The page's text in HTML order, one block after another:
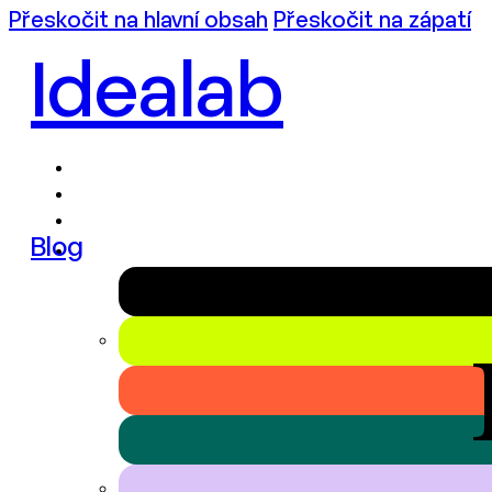
Přeskočit na hlavní obsah Přeskočit na zápatí
Idealab
Blog